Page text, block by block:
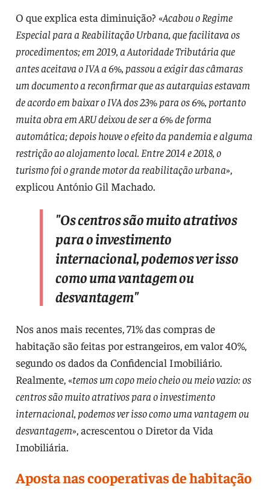
O que explica esta diminuição? «Acabou o Regime
Especial para a Reabilitação Urbana, que facilitava os
procedimentos; em 2019, a Autoridade Tributária que
antes aceitava o IVA a 6%, passou a exigir das câmaras
um documento a reconfirmar que as autarquias estavam
de acordo em baixar o IVA dos 23% para os 6%, portanto
muita obra em ARU deixou de ser a 6% de forma
automática; depois houve o efeito da pandemia e alguma
restrição ao alojamento local. Entre 2014 e 2018, o
turismo foi o grande motor da reabilitação urbana»,
explicou António Gil Machado.
"Os centros são muito atrativos
para o investimento
internacional, podemos ver isso
como uma vantagem ou
desvantagem"
Nos anos mais recentes, 71% das compras de
habitação são feitas por estrangeiros, em valor 40%,
segundo os dados da Confidencial Imobiliário.
Realmente, «temos um copo meio cheio ou meio vazio: os
centros são muito atrativos para o investimento
internacional, podemos ver isso como uma vantagem ou
desvantagem», acrescentou o Diretor da Vida
Imobiliária.
Aposta nas cooperativas de habitação